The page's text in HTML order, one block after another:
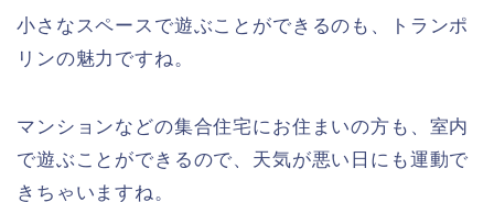
小さなスペースで遊ぶことができるのも、トランポ
リンの魅力ですね。
マンションなどの集合住宅にお住まいの方も、室内
で遊ぶことができるので、天気が悪い日にも運動で
きちゃいますね。